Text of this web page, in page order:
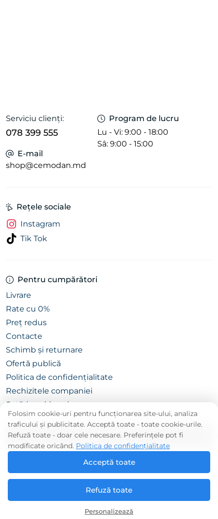
Serviciu clienți:
078 399 555
Program de lucru
Lu - Vi: 9:00 - 18:00
Sâ: 9:00 - 15:00
E-mail
shop@cemodan.md
Pentru cumpărători
Livrare
Rate cu 0%
Preț redus
Contacte
Schimb și returnare
Ofertă publică
Politica de confidențialitate
Rechizitele companiei
Setări cookie-uri
CATALOG
Rețele sociale
Instagram
Tik Tok
© «CEMODAN.MD» Drepturi rezervate. 2026
Folosim cookie-uri pentru funcționarea site-ului, analiza
traficului și publicitate. Acceptă toate - toate cookie-urile.
Refuză toate - doar cele necesare. Preferințele pot fi
modificate oricând. Politica de confidențialitate
Personalizează
Refuză toate
Acceptă toate